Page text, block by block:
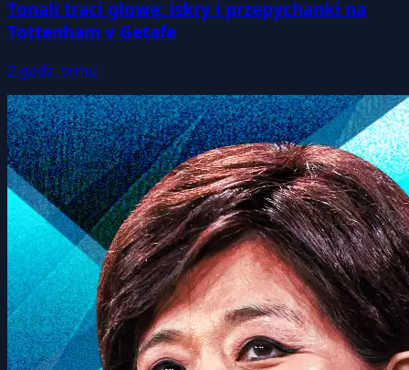
Tonali traci głowę: iskry i przepychanki na
Tottenham v Getafe
2 godz. temu